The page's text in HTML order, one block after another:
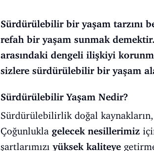
Sürdürülebilir bir yaşam tarzını
refah bir yaşam sunmak
arasındaki dengeli ilişkiyi
sizlere sürdürülebilir bir yaşam
Sürdürülebilir Yaşam Nedir?
Sürdürülebilirlik doğal kaynakların,
Çoğunlukla gelecek nesillerimiz
şartlarımızı yüksek kaliteye